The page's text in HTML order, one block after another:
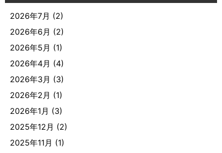
2026年7月 (2)
2026年6月 (2)
2026年5月 (1)
2026年4月 (4)
2026年3月 (3)
2026年2月 (1)
2026年1月 (3)
2025年12月 (2)
2025年11月 (1)